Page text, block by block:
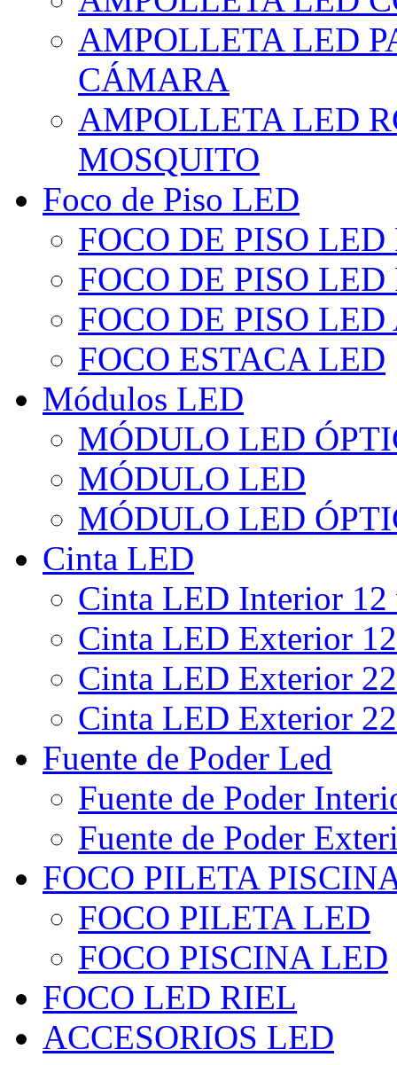
AMPOLLETA LED
CÁMARA
AMPOLLETA LED
MOSQUITO
Foco de Piso LED
FOCO DE PISO
FOCO DE PISO
FOCO DE PISO
FOCO ESTACA LED
Módulos LED
MÓDULO LED
MÓDULO LED
MÓDULO LED
Cinta LED
Cinta LED Interior
Cinta LED Exterior
Cinta LED Exterior
Cinta LED Exterior
Fuente de Poder Led
Fuente de Poder
Fuente de Poder
FOCO PILETA
FOCO PILETA LED
FOCO PISCINA LED
FOCO LED RIEL
ACCESORIOS LED